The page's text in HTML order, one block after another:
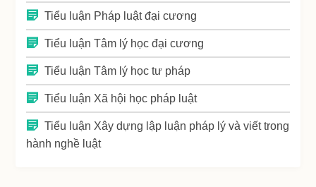
Tiểu luận Pháp luật đại cương
Tiểu luận Tâm lý học đại cương
Tiểu luận Tâm lý học tư pháp
Tiểu luận Xã hội học pháp luật
Tiểu luận Xây dựng lập luận pháp lý và viết trong
hành nghề luật